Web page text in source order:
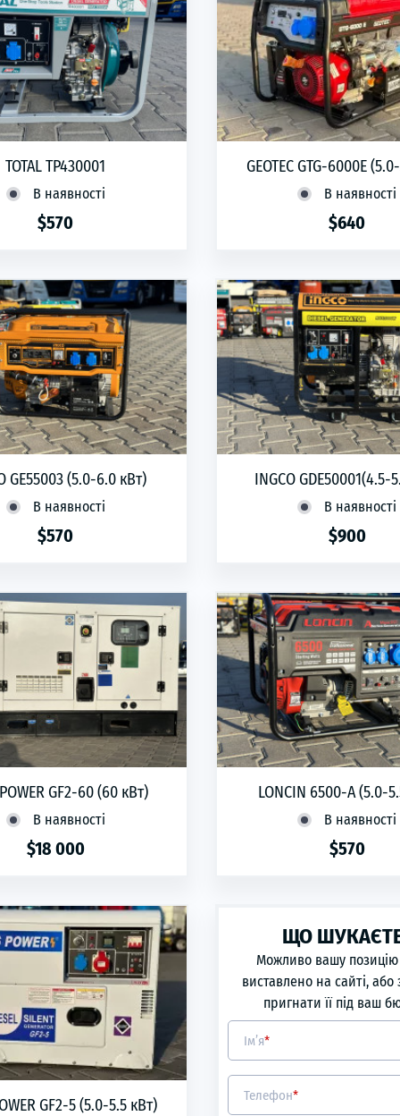
TOTAL TP430001
В наявності
$570
GEOTEC GTG-6000Е
В наявності
$640
GE55003 (5.0-6.0 кВт)
В наявності
$570
INGCO GDE50001(4.5-
В наявності
$900
GF2-60 (60 кВт)
В наявності
$18 000
LONCIN 6500-A (5.0-
В наявності
$570
GF2-5 (5.0-5.5 кВт)
ЩО
Можливо вашу
виставлено на сайті,
пригнати її під ваш
Ім’я*
Телефон*